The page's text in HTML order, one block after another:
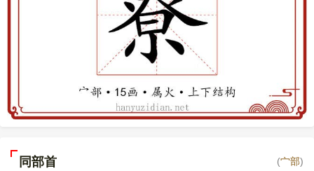
同部首 (宀部)